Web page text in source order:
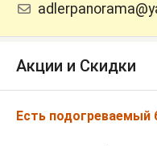
Акции и Скидки
Есть подогреваемый